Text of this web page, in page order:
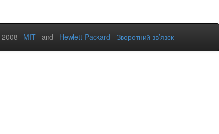
MIT and Hewlett-Packard - Зворотний зв’язок